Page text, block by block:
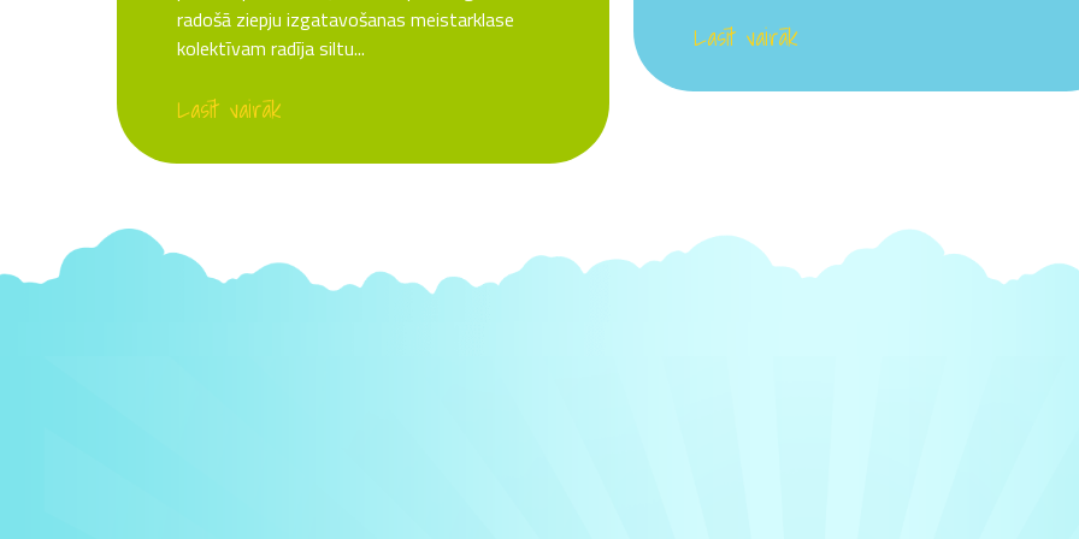
radošā ziepju izgatavošanas meistarklase
kolektīvam radīja siltu...
Lasīt vairāk
Lasīt vairāk